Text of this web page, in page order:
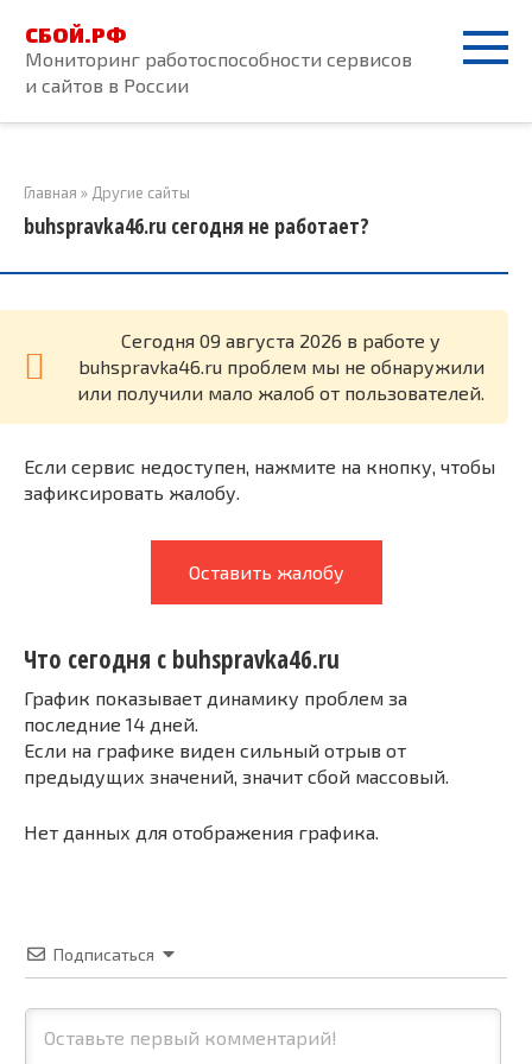
контенту
СБОЙ.РФ
Мониторинг работоспособности сервисов
и сайтов в России
Главная » Другие сайты
buhspravka46.ru сегодня не работает?
Cегодня 09 августа 2026 в работе у
buhspravka46.ru проблем мы не обнаружили
или получили мало жалоб от пользователей.
Если сервис недоступен, нажмите на кнопку, чтобы
зафиксировать жалобу.
Оставить жалобу
Что сегодня с buhspravka46.ru
График показывает динамику проблем за
последние 14 дней.
Если на графике виден сильный отрыв от
предыдущих значений, значит сбой массовый.
Нет данных для отображения графика.
Подписаться